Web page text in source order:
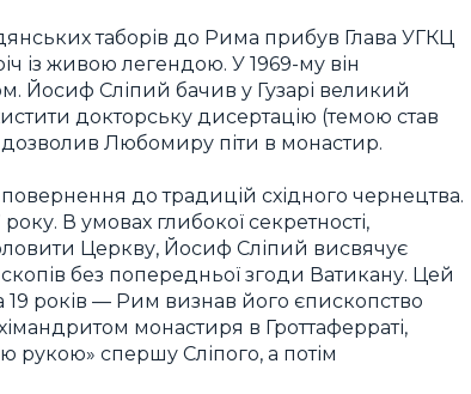
таборів до Рима прибув Глава УГКЦ
із живою легендою. У 1969-му він
Йосиф Сліпий бачив у Гузарі великий
докторську дисертацію (темою став
Любомиру піти в монастир.
до традицій східного чернецтва.
В умовах глибокої секретності,
Церкву, Йосиф Сліпий висвячує
без попередньої згоди Ватикану. Цей
19 років — Рим визнав його єпископство
монастиря в Гроттаферраті,
рукою» спершу Сліпого, а потім